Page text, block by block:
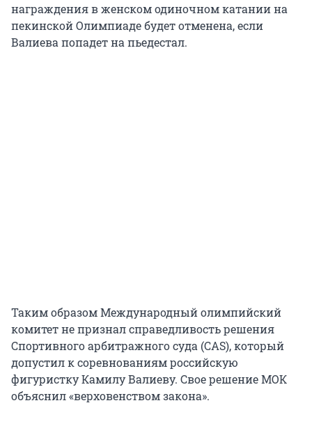
награждения в женском одиночном катании на
пекинской Олимпиаде будет отменена, если
Валиева попадет на пьедестал.
Таким образом Международный олимпийский
комитет не признал справедливость решения
Спортивного арбитражного суда (CAS), который
допустил к соревнованиям российскую
фигуристку Камилу Валиеву. Свое решение МОК
объяснил «верховенством закона».